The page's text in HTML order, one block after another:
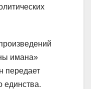
имана»
передает
единства.